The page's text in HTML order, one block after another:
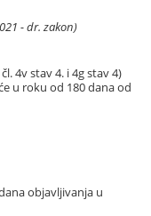
- dr. zakon)
4v stav 4. i 4g stav 4)
u roku od 180 dana od
objavljivanja u